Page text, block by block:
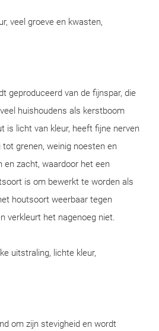
veel groeve en kwasten,
geproduceerd van de fijnspar, die
huishoudens als kerstboom
is licht van kleur, heeft fijne nerven
grenen, weinig noesten en
en zacht, waardoor het een
is om bewerkt te worden als
houtsoort weerbaar tegen
verkleurt het nagenoeg niet.
uitstraling, lichte kleur,
om zijn stevigheid en wordt